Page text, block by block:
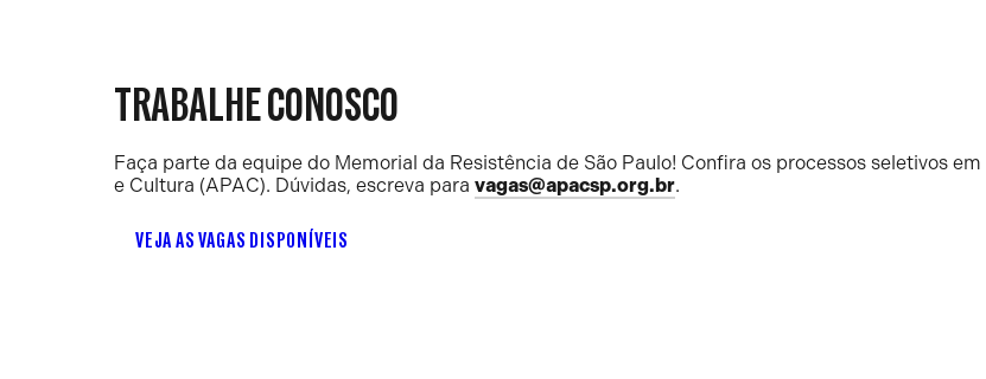
TRABALHE CONOSCO
Faça parte da equipe do Memorial da Resistência de São Paulo! Confira os processos seletivos
e Cultura (APAC). Dúvidas, escreva para vagas@apacsp.org.br.
VEJA AS VAGAS DISPONÍVEIS